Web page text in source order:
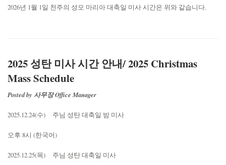
2026년 1월 1일 천주의 성모 마리아 대축일 미사 시간은 위와 같습니다.
2025 성탄 미사 시간 안내/ 2025 Christmas
Mass Schedule
Posted by 사무장 Office Manager
2025.12.24(수) 주님 성탄 대축일 밤 미사
오후 8시 (한국어)
2025.12.25(목) 주님 성탄 대축일 미사